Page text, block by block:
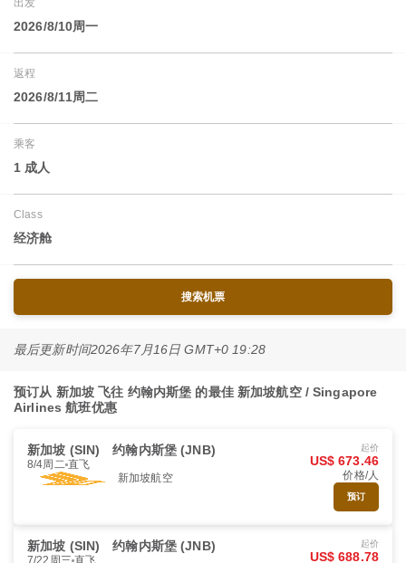
出发
2026/8/10周一
返程
2026/8/11周二
乘客
1 成人
Class
经济舱
搜索机票
最后更新时间2026年7月16日 GMT+0 19:28
预订从 新加坡 飞往 约翰内斯堡 的最佳 新加坡航空 / Singapore
Airlines 航班优惠
新加坡 (SIN) 约翰内斯堡 (JNB)
8/4周二 直飞
新加坡航空
起价
US$ 673.46
价格/人
预订
新加坡 (SIN) 约翰内斯堡 (JNB)
7/22周三 直飞
起价
US$ 688.78